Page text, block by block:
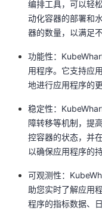
编排工具，可以轻
动化容器的部署和
器的数量，以满足
功能性：
用程序。它支持应
地进行应用程序的
稳定性：
障转移等机制，提
控容器的状态，并
以确保应用程序的
可观测性：
助您实时了解应用
程序的指标数据、